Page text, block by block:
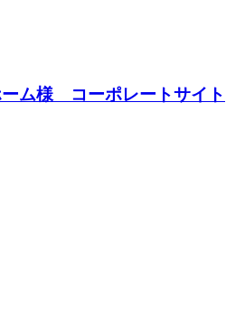
ム様 コーポレートサイト